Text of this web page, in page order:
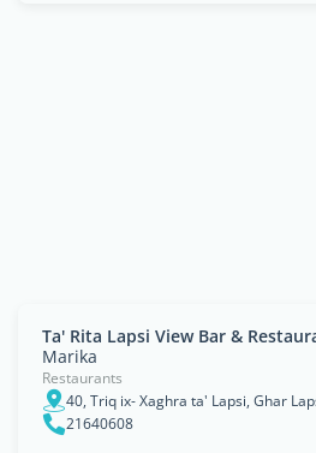
Ta' Rita Lapsi View Bar &
Marika
Restaurants
40, Triq ix- Xaghra ta' Lapsi, Ghar
21640608